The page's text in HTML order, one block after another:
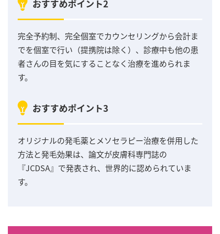
おすすめポイント2
完全予約制、完全個室でカウンセリングから会計ま
でを個室で行い（提携院は除く）、診療中も他の患
者さんの目を気にすることなく治療を進められま
す。
おすすめポイント3
オリジナルの発毛薬とメソセラピー治療を併用した
方法と発毛効果は、論文が皮膚科専門誌の
『JCDSA』で発表され、世界的に認められていま
す。